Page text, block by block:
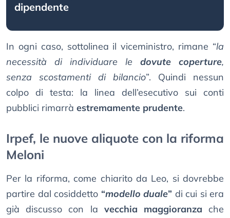
dipendente
In ogni caso, sottolinea il viceministro, rimane “la
necessità di individuare le dovute coperture,
senza scostamenti di bilancio”. Quindi nessun
colpo di testa: la linea dell’esecutivo sui conti
pubblici rimarrà estremamente prudente.
Irpef, le nuove aliquote con la riforma
Meloni
Per la riforma, come chiarito da Leo, si dovrebbe
partire dal cosiddetto “modello duale” di cui si era
già discusso con la vecchia maggioranza che